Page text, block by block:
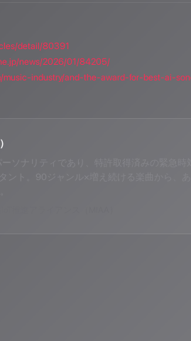
detail/80391
news/2026/01/84205/
ーソナリティであり、特許取得済みの緊急時
ント。90ジャンル×増え続ける楽曲から、